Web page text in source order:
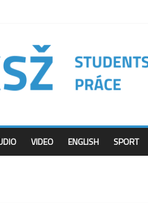
VIDEO ENGLISH SPORT